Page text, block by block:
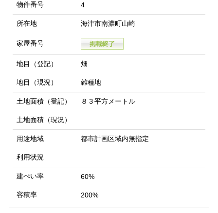
物件番号 4
所在地 海津市南濃町山崎
家屋番号
地目（登記） 畑
地目（現況） 雑種地
土地面積（登記） ８３平方メートル
土地面積（現況）
用途地域 都市計画区域内無指定
利用状況
建ぺい率 60%
容積率 200%